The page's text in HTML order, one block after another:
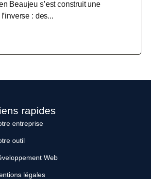
Beaujeu s’est construit une
: des...
rapides
entreprise
outil
Web
légales